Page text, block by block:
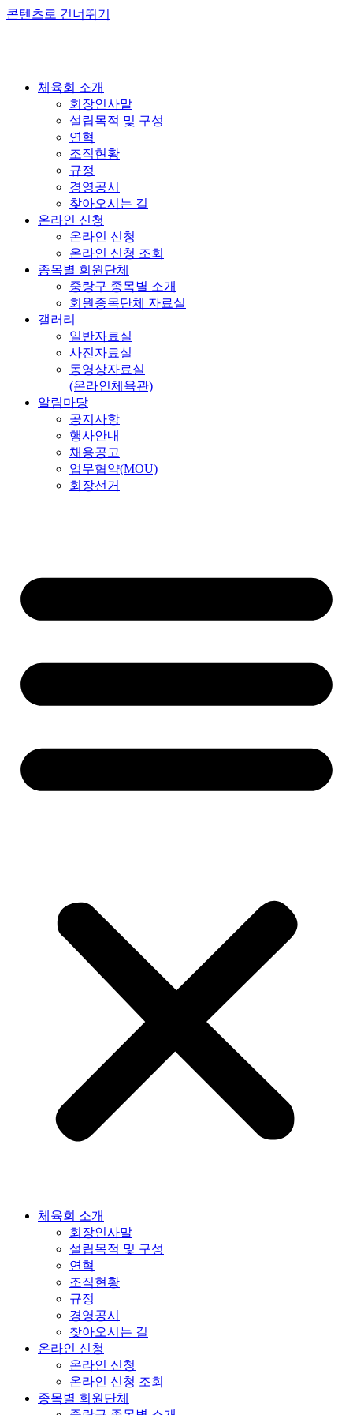
콘텐츠로 건너뛰기
체육회 소개
회장인사말
설립목적 및 구성
연혁
조직현황
규정
경영공시
찾아오시는 길
온라인 신청
온라인 신청
온라인 신청 조회
종목별 회원단체
중랑구 종목별 소개
회원종목단체 자료실
갤러리
일반자료실
사진자료실
동영상자료실
(온라인체육관)
알림마당
공지사항
행사안내
채용공고
업무협약(MOU)
회장선거
체육회 소개
회장인사말
설립목적 및 구성
연혁
조직현황
규정
경영공시
찾아오시는 길
온라인 신청
온라인 신청
온라인 신청 조회
종목별 회원단체